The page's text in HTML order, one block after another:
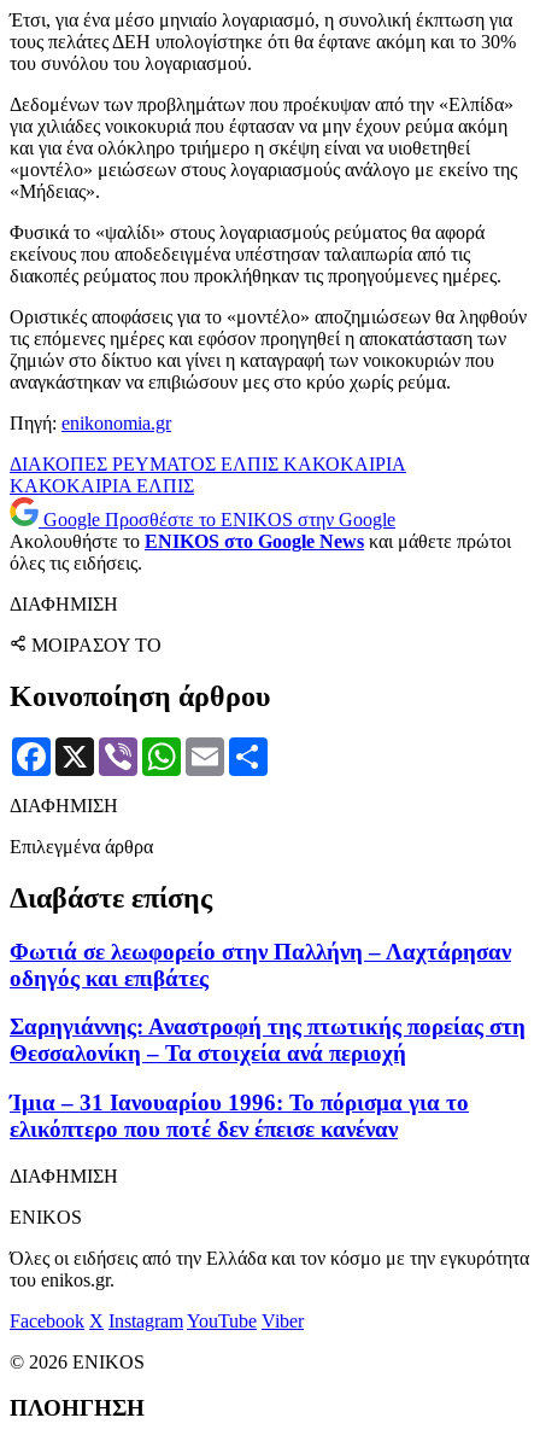
Έτσι, για ένα μέσο μηνιαίο λογαριασμό, η συνολική έκπτωση για
τους πελάτες ΔΕΗ υπολογίστηκε ότι θα έφτανε ακόμη και το 30%
του συνόλου του λογαριασμού.
Δεδομένων των προβλημάτων που προέκυψαν από την «Ελπίδα»
για χιλιάδες νοικοκυριά που έφτασαν να μην έχουν ρεύμα ακόμη
και για ένα ολόκληρο τριήμερο η σκέψη είναι να υιοθετηθεί
«μοντέλο» μειώσεων στους λογαριασμούς ανάλογο με εκείνο της
«Μήδειας».
Φυσικά το «ψαλίδι» στους λογαριασμούς ρεύματος θα αφορά
εκείνους που αποδεδειγμένα υπέστησαν ταλαιπωρία από τις
διακοπές ρεύματος που προκλήθηκαν τις προηγούμενες ημέρες.
Οριστικές αποφάσεις για το «μοντέλο» αποζημιώσεων θα ληφθούν
τις επόμενες ημέρες και εφόσον προηγηθεί η αποκατάσταση των
ζημιών στο δίκτυο και γίνει η καταγραφή των νοικοκυριών που
αναγκάστηκαν να επιβιώσουν μες στο κρύο χωρίς ρεύμα.
Πηγή: enikonomia.gr
ΔΙΑΚΟΠΕΣ ΡΕΥΜΑΤΟΣ ΕΛΠΙΣ ΚΑΚΟΚΑΙΡΙΑ
ΚΑΚΟΚΑΙΡΙΑ ΕΛΠΙΣ
Google Προσθέστε το ENIKOS στην Google
Ακολουθήστε το ENIKOS στο Google News και μάθετε πρώτοι
όλες τις ειδήσεις.
ΔΙΑΦΗΜΙΣΗ
ΜΟΙΡΑΣΟΥ ΤΟ
Κοινοποίηση άρθρου
Facebook
X Viber WhatsApp
Email
ΔΙΑΦΗΜΙΣΗ
Επιλεγμένα άρθρα
Διαβάστε επίσης
Φωτιά σε λεωφορείο στην Παλλήνη – Λαχτάρησαν
οδηγός και επιβάτες
Σαρηγιάννης: Αναστροφή της πτωτικής πορείας στη
Θεσσαλονίκη – Τα στοιχεία ανά περιοχή
Ίμια – 31 Ιανουαρίου 1996: Το πόρισμα για το
ελικόπτερο που ποτέ δεν έπεισε κανέναν
ΔΙΑΦΗΜΙΣΗ
ENIKOS
Όλες οι ειδήσεις από την Ελλάδα και τον κόσμο με την εγκυρότητα
του enikos.gr.
Facebook X InstagramYouTube Viber
© 2026 ENIKOS
ΠΛΟΗΓΗΣΗ